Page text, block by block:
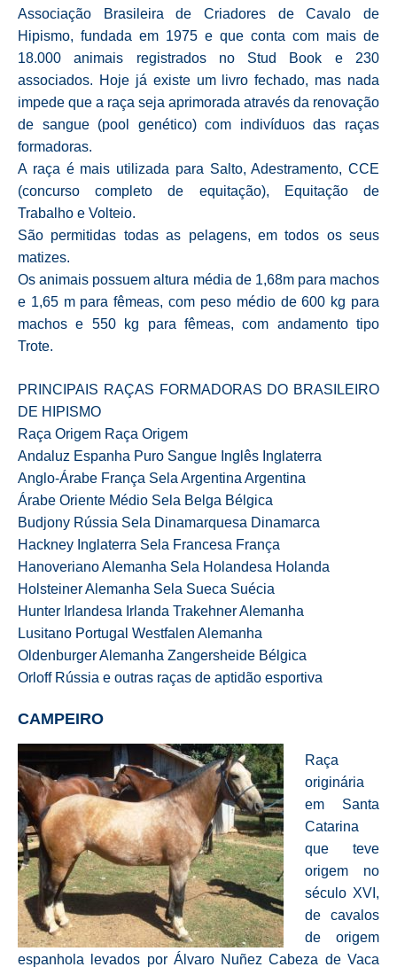
Associação Brasileira de Criadores de Cavalo de
Hipismo, fundada em 1975 e que conta com mais de
18.000 animais registrados no Stud Book e 230
associados. Hoje já existe um livro fechado, mas nada
impede que a raça seja aprimorada através da renovação
de sangue (pool genético) com indivíduos das raças
formadoras.
A raça é mais utilizada para Salto, Adestramento, CCE
(concurso completo de equitação), Equitação de
Trabalho e Volteio.
São permitidas todas as pelagens, em todos os seus
matizes.
Os animais possuem altura média de 1,68m para machos
e 1,65 m para fêmeas, com peso médio de 600 kg para
machos e 550 kg para fêmeas, com andamento tipo
Trote.
PRINCIPAIS RAÇAS FORMADORAS DO BRASILEIRO
DE HIPISMO
Raça Origem Raça Origem
Andaluz Espanha Puro Sangue Inglês Inglaterra
Anglo-Árabe França Sela Argentina Argentina
Árabe Oriente Médio Sela Belga Bélgica
Budjony Rússia Sela Dinamarquesa Dinamarca
Hackney Inglaterra Sela Francesa França
Hanoveriano Alemanha Sela Holandesa Holanda
Holsteiner Alemanha Sela Sueca Suécia
Hunter Irlandesa Irlanda Trakehner Alemanha
Lusitano Portugal Westfalen Alemanha
Oldenburger Alemanha Zangersheide Bélgica
Orloff Rússia e outras raças de aptidão esportiva
CAMPEIRO
Raça
originária
em Santa
Catarina
que teve
origem no
século XVI,
de cavalos
de origem
espanhola levados por Álvaro Nuñez Cabeza de Vaca